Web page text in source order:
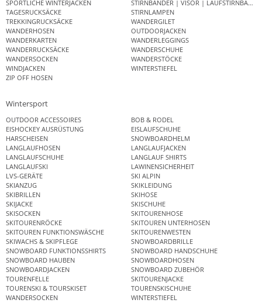
SPORTLICHE WINTERJACKEN
STIRNBÄNDER | VISOR | LAUFSTIRNBAND
TAGESRUCKSÄCKE
STIRNLAMPEN
TREKKINGRUCKSÄCKE
WANDERGILET
WANDERHOSEN
OUTDOORJACKEN
WANDERKARTEN
WANDERLEGGINGS
WANDERRUCKSÄCKE
WANDERSCHUHE
WANDERSOCKEN
WANDERSTÖCKE
WINDJACKEN
WINTERSTIEFEL
ZIP OFF HOSEN
Wintersport
OUTDOOR ACCESSOIRES
BOB & RODEL
EISHOCKEY AUSRÜSTUNG
EISLAUFSCHUHE
HARSCHEISEN
SNOWBOARDHELM
LANGLAUFHOSEN
LANGLAUFJACKEN
LANGLAUFSCHUHE
LANGLAUF SHIRTS
LANGLAUFSKI
LAWINENSICHERHEIT
LVS-GERÄTE
SKI ALPIN
SKIANZUG
SKIKLEIDUNG
SKIBRILLEN
SKIHOSE
SKIJACKE
SKISCHUHE
SKISOCKEN
SKITOURENHOSE
SKITOURENRÖCKE
SKITOUREN UNTERHOSEN
SKITOUREN FUNKTIONSWÄSCHE
SKITOURENWESTEN
SKIWACHS & SKIPFLEGE
SNOWBOARDBRILLE
SNOWBOARD FUNKTIONSSHIRTS
SNOWBOARD HANDSCHUHE
SNOWBOARD HAUBEN
SNOWBOARDHOSEN
SNOWBOARDJACKEN
SNOWBOARD ZUBEHÖR
TOURENFELLE
SKITOURENJACKE
TOURENSKI & TOURSKISET
TOURENSKISCHUHE
WANDERSOCKEN
WINTERSTIEFEL